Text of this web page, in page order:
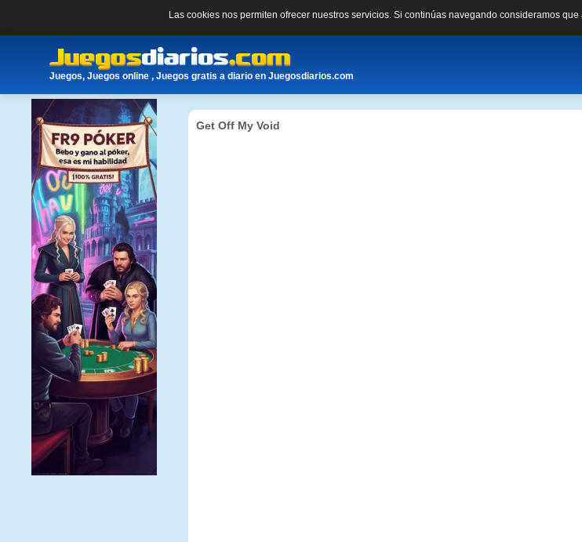
Las cookies nos permiten ofrecer nuestros servicios. Si continúas navegando consideramos
Juegos, Juegos online , Juegos gratis a diario en Juegosdiarios.com
Get Off My Void